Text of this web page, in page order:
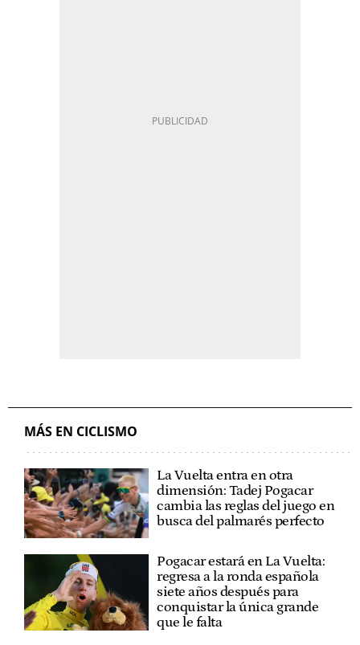
MÁS EN CICLISMO
La Vuelta entra en otra
dimensión: Tadej Pogacar
cambia las reglas del juego en
busca del palmarés perfecto
Pogacar estará en La Vuelta:
regresa a la ronda española
siete años después para
conquistar la única grande
que le falta